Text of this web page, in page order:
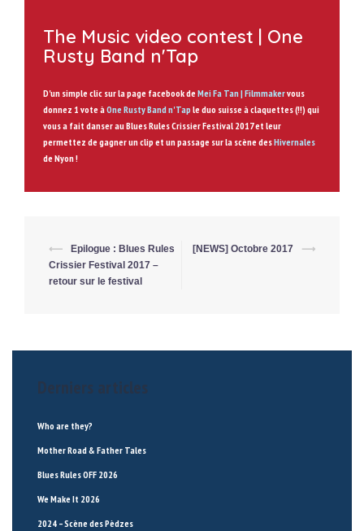
The Music video contest | One
Rusty Band n'Tap
D'un simple clic sur la page facebook de Mei Fa Tan | Filmmakervous
donnez 1 vote àOne Rusty Band n'Tap le duo suisse à claquettes (!!) qui
vous a fait danser au Blues Rules Crissier Festival 2017 et leur
permettez de gagner un clip et un passage sur la scène desHivernales
de Nyon !
Post
navigation
⟵
Epilogue : Blues Rules
Crissier Festival 2017 –
retour sur le festival
[NEWS] Octobre 2017 ⟶
Derniers articles
Who are they?
Mother Road & Father Tales
Blues Rules OFF 2026
We Make It 2026
2024 – Scène des Pèdzes